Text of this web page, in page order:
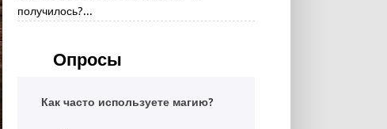
получилось?...
Опросы
Как часто используете магию?